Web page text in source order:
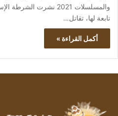
والمسلسلات 2021 نشرت
تابعة لها، تقاتل…
أكمل القراءة »